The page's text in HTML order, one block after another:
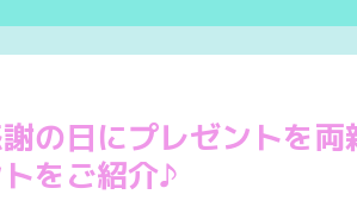
の日にプレゼントを
をご紹介♪